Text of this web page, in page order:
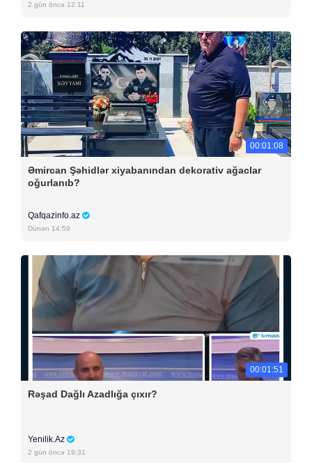
2 gün öncə 12:11
00:01:08
Əmircan Şəhidlər xiyabanından dekorativ ağaclar
oğurlanıb?
Qafqazinfo.az
Dünən 14:59
00:01:51
Rəşad Dağlı Azadlığa çıxır?
Yenilik.Az
2 gün öncə 19:31